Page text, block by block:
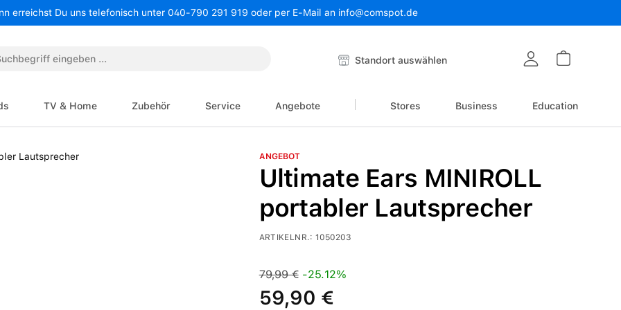
erreichst Du uns telefonisch unter 040-790 291 919 oder per E-Mail an info@comspot.de
Standort auswählen
TV & Home Zubehör Service Angebote Stores Business Education
ANGEBOT
Ultimate Ears MINIROLL
portabler Lautsprecher
ARTIKELNR.: 1050203
Verkaufspreis:
Regulärer Preis:
79,99 €-25.12%
59,90 €